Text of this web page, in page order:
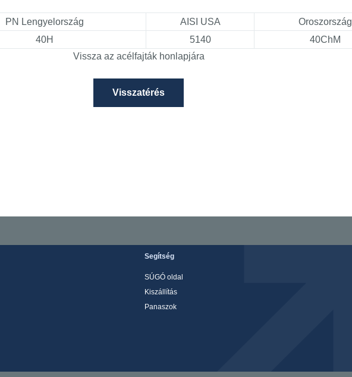
PN Lengyelország AISI USA Oroszország
40H 5140 40ChM
Vissza az acélfajták honlapjára
Visszatérés
Segítség
SÚGÓ oldal
Kiszállítás
Panaszok